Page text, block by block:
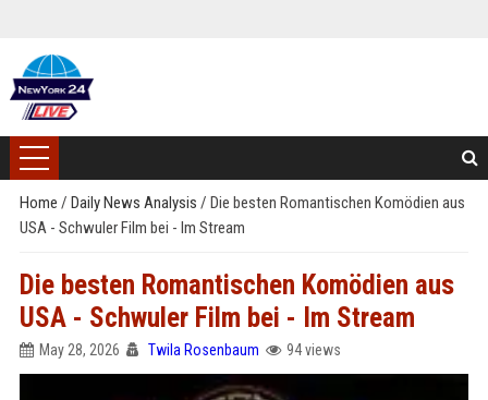
Home / Daily News Analysis / Die besten Romantischen Komödien aus
USA - Schwuler Film bei - Im Stream
Die besten Romantischen Komödien aus
USA - Schwuler Film bei - Im Stream
May 28, 2026 Twila Rosenbaum 94 views